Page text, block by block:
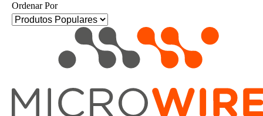
Ordenar Por